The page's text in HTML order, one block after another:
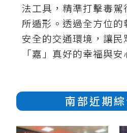
法工具，精準打擊毒
所遁形。透過全方位
安全的交通環境，讓
「嘉」真好的幸福與安
南部近期